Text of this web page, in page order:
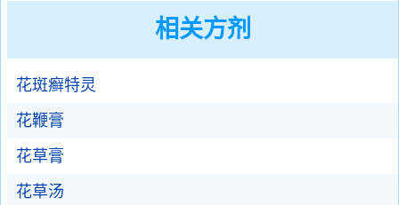
相关方剂
花斑癣特灵
花鞭膏
花草膏
花草汤